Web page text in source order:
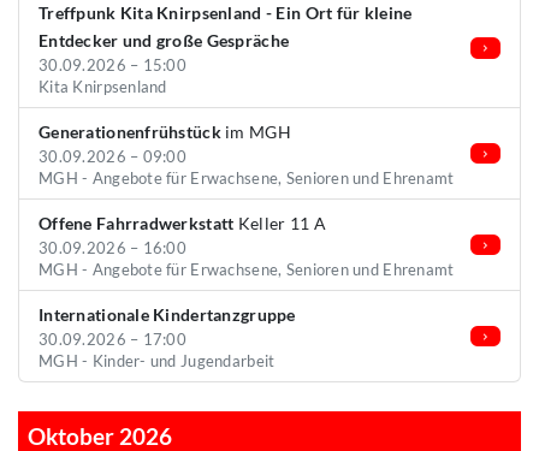
Treffpunk Kita Knirpsenland - Ein Ort für kleine
Entdecker und große Gespräche
30.09.2026 – 15:00
Kita Knirpsenland
Generationenfrühstückim MGH
30.09.2026 – 09:00
MGH - Angebote für Erwachsene, Senioren und Ehrenamt
Offene Fahrradwerkstatt Keller 11 A
30.09.2026 – 16:00
MGH - Angebote für Erwachsene, Senioren und Ehrenamt
Internationale Kindertanzgruppe
30.09.2026 – 17:00
MGH - Kinder- und Jugendarbeit
Oktober 2026